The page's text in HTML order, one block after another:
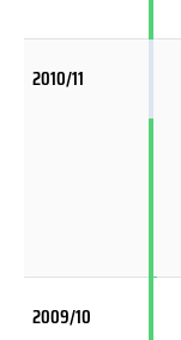
2010/11
2009/10